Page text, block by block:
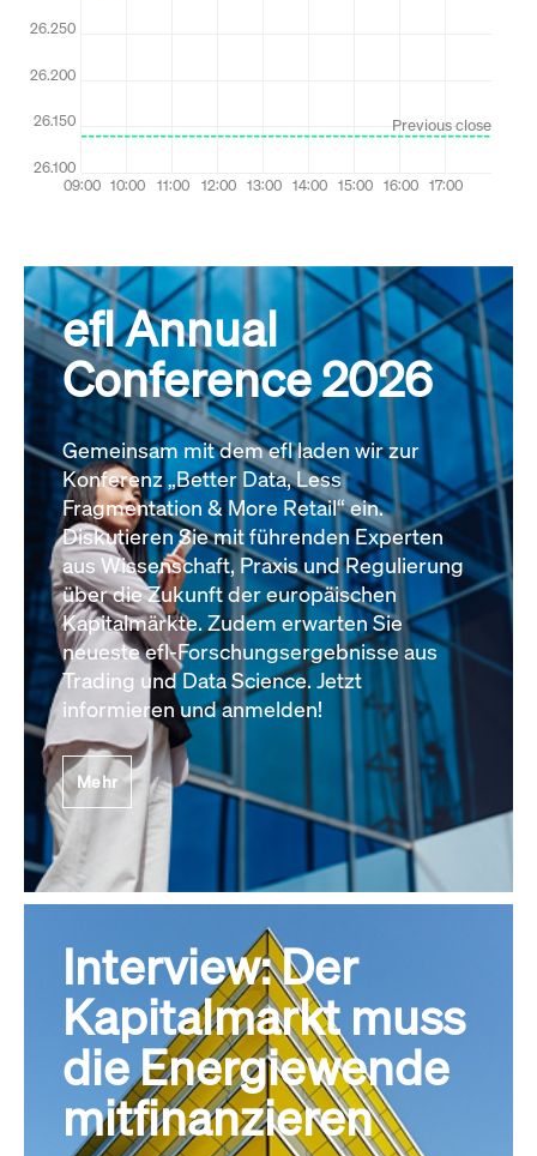
efl Annual
Conference 2026
Gemeinsam mit dem efl laden wir zur
Konferenz „Better Data, Less
Fragmentation & More Retail“ ein.
Diskutieren Sie mit führenden Experten
aus Wissenschaft, Praxis und Regulierung
über die Zukunft der europäischen
Kapitalmärkte. Zudem erwarten Sie
neueste efl-Forschungsergebnisse aus
Trading und Data Science. Jetzt
informieren und anmelden!
Mehr
Interview: Der
Kapitalmarkt muss
die Energiewende
mitfinanzieren